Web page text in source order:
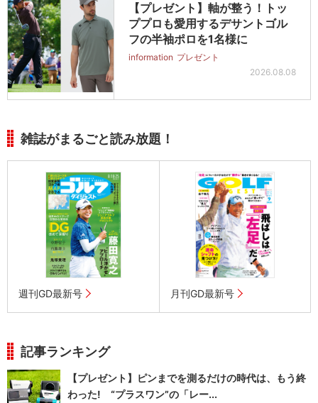
【プレゼント】軸が整う！トッ
ププロも愛用するデサントゴル
フの半袖ポロを1名様に
information プレゼント
2026.08.08
雑誌がまるごと読み放題！
週刊GD最新号 月刊GD最新号
記事ランキング
【プレゼント】ピンまでを測るだけの時代は、もう終
わった! “プラスワン”の「レー...